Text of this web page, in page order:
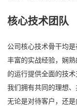
核心技术团队
公司核心技术骨干均
丰富的实战经验，娴
的运行提供全面的技
我们拥有共同的理想
无论是对待客户，还